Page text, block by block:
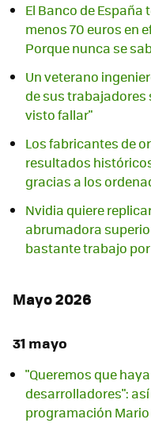
El Banco de
menos 70 euros en
Porque nunca se
Un veterano
de sus trabajadores
visto fallar"
Los fabricantes de
resultados
gracias a los
Nvidia quiere
abrumadora
bastante trabajo
Mayo 2026
31 mayo
"Queremos que
desarrolladores":
programación Mario